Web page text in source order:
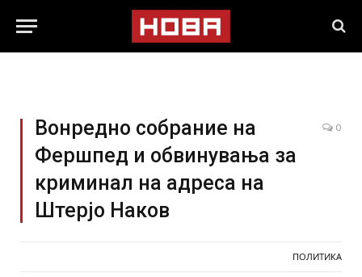
Вонредно собрание на
Фершпед и обвинувања за
криминал на адреса на
Штерјо Наков
0
ПОЛИТИКА